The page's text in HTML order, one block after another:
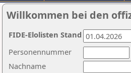
Willkommen bei den
Nachname
Personennummer
FIDE-Elolisten Stand